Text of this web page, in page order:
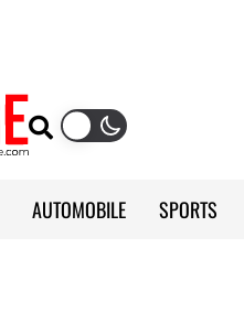
AUTOMOBILE SPORTS